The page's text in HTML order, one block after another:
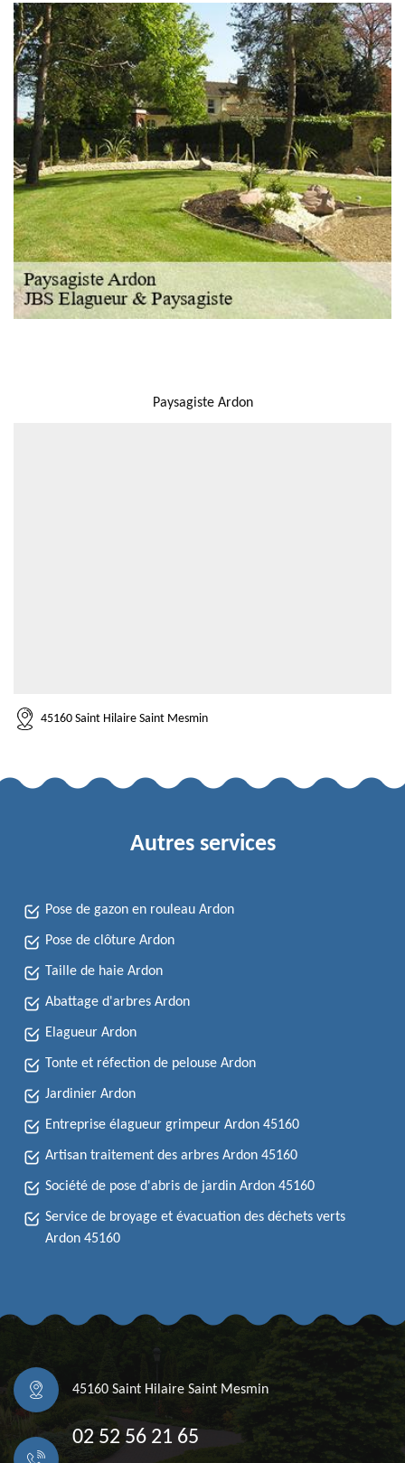
Paysagiste Ardon
45160 Saint Hilaire Saint Mesmin
Autres services
Pose de gazon en rouleau Ardon
Pose de clôture Ardon
Taille de haie Ardon
Abattage d'arbres Ardon
Elagueur Ardon
Tonte et réfection de pelouse Ardon
Jardinier Ardon
Entreprise élagueur grimpeur Ardon 45160
Artisan traitement des arbres Ardon 45160
Société de pose d'abris de jardin Ardon 45160
Service de broyage et évacuation des déchets verts
Ardon 45160
45160 Saint Hilaire Saint Mesmin
02 52 56 21 65